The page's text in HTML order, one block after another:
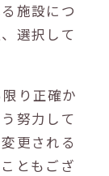
施設につ
選択して
り正確か
努力して
更される
ともござ